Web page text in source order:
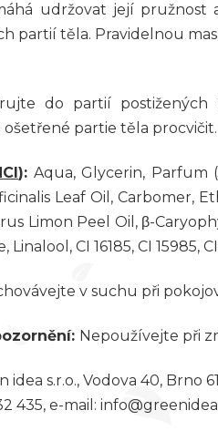
udržovat její pružnost
partií těla. Pravidelnou
do partií
partie těla
): Aqua, Glycerin, Parfum
Leaf Oil, Carbomer,
Limon Peel Oil, β-
CI 16185, CI 15985,
v suchu při
Nepoužívejte při
idea s.r.o., Vodova 40, Brno
435, e-mail: